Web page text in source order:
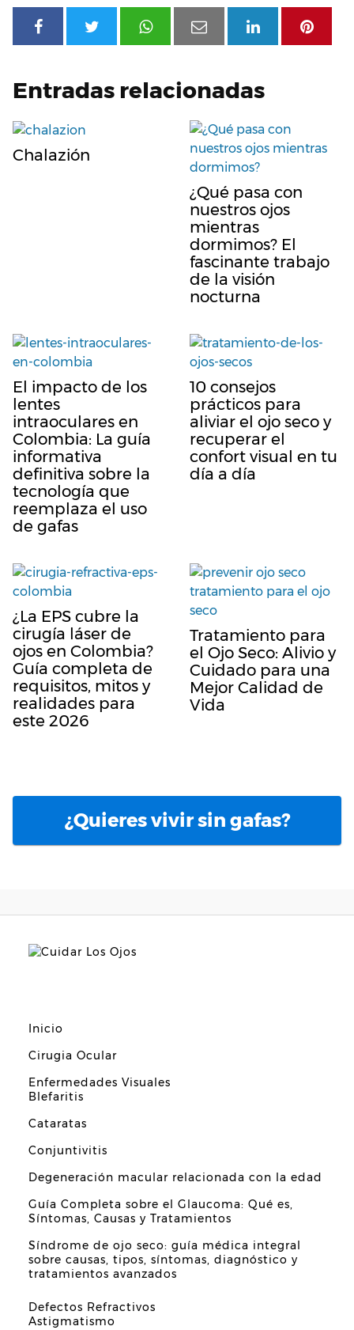
Entradas relacionadas
Chalazión
¿Qué pasa con
nuestros ojos
mientras
dormimos? El
fascinante trabajo
de la visión
nocturna
El impacto de los
lentes
intraoculares en
Colombia: La guía
informativa
definitiva sobre la
tecnología que
reemplaza el uso
de gafas
10 consejos
prácticos para
aliviar el ojo seco y
recuperar el
confort visual en tu
día a día
¿La EPS cubre la
cirugía láser de
ojos en Colombia?
Guía completa de
requisitos, mitos y
realidades para
este 2026
Tratamiento para
el Ojo Seco: Alivio y
Cuidado para una
Mejor Calidad de
Vida
¿Quieres vivir sin gafas?
Inicio
Cirugia Ocular
Enfermedades Visuales
Blefaritis
Cataratas
Conjuntivitis
Degeneración macular relacionada con la edad
Guía Completa sobre el Glaucoma: Qué es,
Síntomas, Causas y Tratamientos
Síndrome de ojo seco: guía médica integral
sobre causas, tipos, síntomas, diagnóstico y
tratamientos avanzados
Defectos Refractivos
Astigmatismo